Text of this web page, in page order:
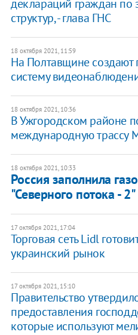
деклараций граждан по
структур, - глава ГНС
18 октября 2021, 11:59
На Полтавщине создают
систему
18 октября 2021, 10:36
В Ужгородском районе
международную трассу
18 октября 2021, 10:33
Россия заполнила
"Северного потока - 2"
17 октября 2021, 17:04
Торговая сеть Lidl
украинский рынок
17 октября 2021, 15:10
Правительство
предоставления
которые используют